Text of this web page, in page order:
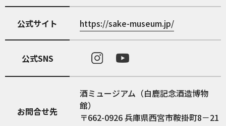
公式サイト https://sake-museum.jp/
公式SNS
お問合せ先
酒ミュージアム（白鹿記念酒造博物
館）
〒662-0926 兵庫県西宮市鞍掛町8－21